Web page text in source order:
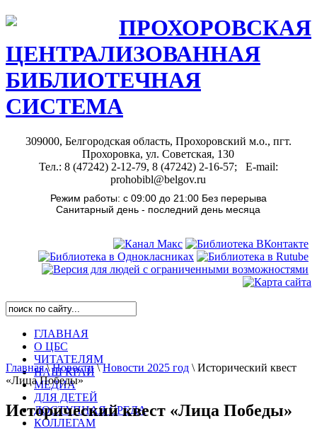
ПРОХОРОВСКАЯ
ЦЕНТРАЛИЗОВАННАЯ
БИБЛИОТЕЧНАЯ
СИСТЕМА
309000, Белгородская область, Прохоровский м.о., пгт.
Прохоровка, ул. Советская, 130
Тел.: 8 (47242) 2-12-79, 8 (47242) 2-16-57; E-mail:
prohobibl@belgov.ru
Режим работы: с 09:00 до 21:00 Без перерыва
Санитарный день - последний день месяца
ГЛАВНАЯ
О ЦБС
ЧИТАТЕЛЯМ
НАШ КРАЙ
МЕДИА
ДЛЯ ДЕТЕЙ
ДОСТУПНАЯ СРЕДА
КОЛЛЕГАМ
Главная\Новости\Новости 2025 год \ Исторический квест
«Лица Победы»
Исторический квест «Лица Победы»